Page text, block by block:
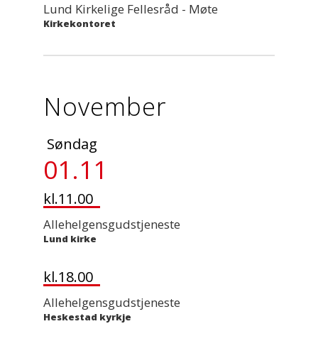
Lund Kirkelige Fellesråd - Møte
Kirkekontoret
November
Søndag
01.11
kl.11.00
Allehelgensgudstjeneste
Lund kirke
kl.18.00
Allehelgensgudstjeneste
Heskestad kyrkje